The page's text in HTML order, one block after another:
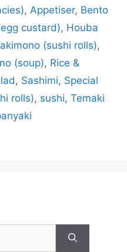
, Appetiser, Bento
custard), Houba
(sushi rolls),
(soup), Rice &
, Sashimi, Special
rolls), sushi, Temaki